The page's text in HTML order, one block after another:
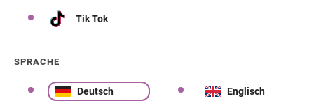
Tik Tok
SPRACHE
Deutsch Englisch